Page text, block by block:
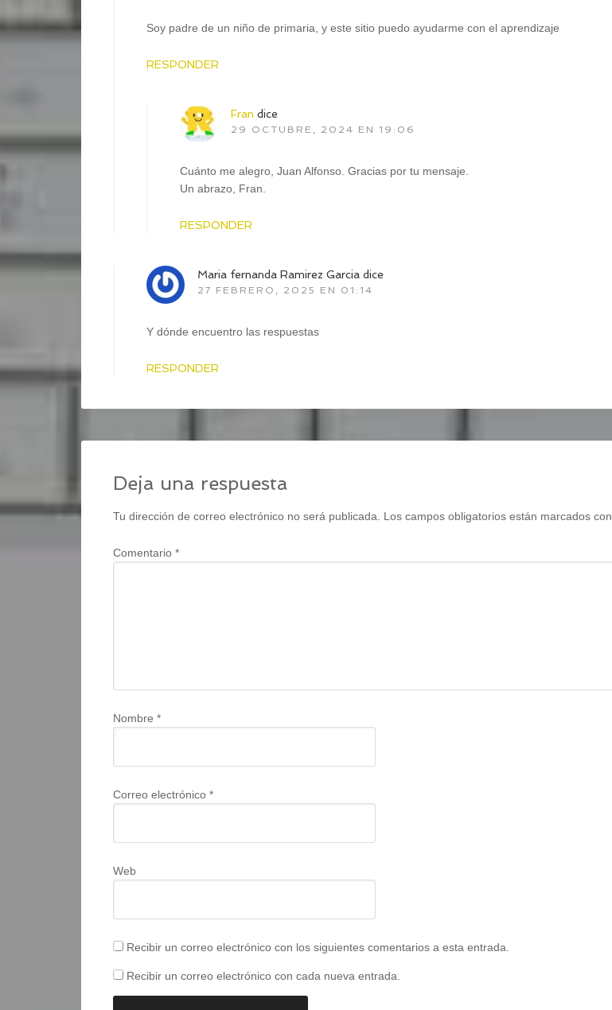
Soy padre de un niño de primaria, y este sitio puedo ayudarme con el aprendizaje
RESPONDER
Fran dice
29 OCTUBRE, 2024 EN 19:06
Cuánto me alegro, Juan Alfonso. Gracias por tu mensaje.
Un abrazo, Fran.
RESPONDER
Maria fernanda Ramirez Garcia dice
27 FEBRERO, 2025 EN 01:14
Y dónde encuentro las respuestas
RESPONDER
Deja una respuesta
Tu dirección de correo electrónico no será publicada. Los campos obligatorios están marcados con
Comentario *
Nombre *
Correo electrónico *
Web
Recibir un correo electrónico con los siguientes comentarios a esta entrada.
Recibir un correo electrónico con cada nueva entrada.